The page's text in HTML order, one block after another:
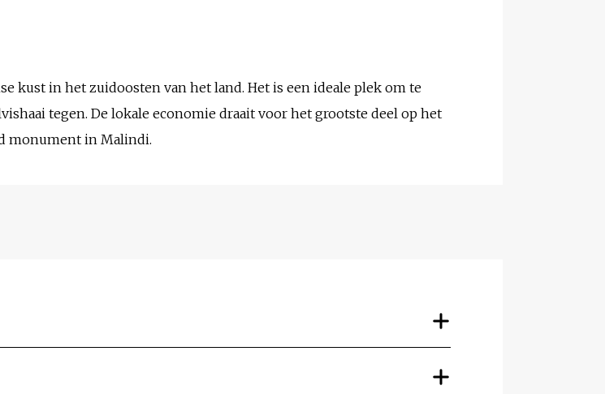
kust in het zuidoosten van het land. Het is een ideale plek om te
tegen. De lokale economie draait voor het grootste deel op het
monument in Malindi.